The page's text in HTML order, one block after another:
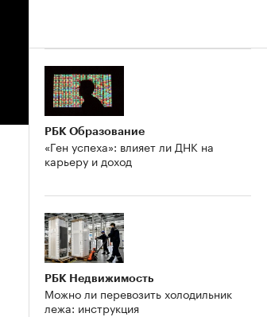
РБК Образование
«Ген успеха»: влияет ли ДНК на
карьеру и доход
РБК Недвижимость
Можно ли перевозить холодильник
лежа: инструкция